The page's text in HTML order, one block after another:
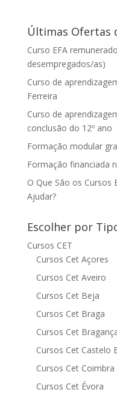
Últimas Ofertas
Curso EFA
desempregados/as)
Curso de
Ferreira
Curso de
conclusão do 12º ano
Formação modular
Formação financiada
O Que São os Cursos
Ajudar?
Escolher por
Cursos CET
Cursos Cet Açores
Cursos Cet Aveiro
Cursos Cet Beja
Cursos Cet Braga
Cursos Cet
Cursos Cet Castelo
Cursos Cet Coimbra
Cursos Cet Évora